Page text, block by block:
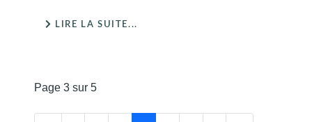
LIRE LA SUITE...
Page 3 sur 5